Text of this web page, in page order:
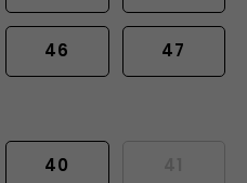
46 47
40